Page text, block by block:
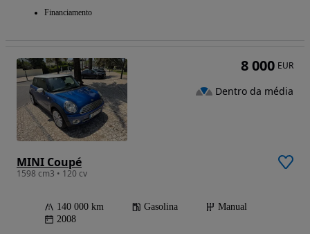
Financiamento
MINI Coupé
1598 cm3 • 120 cv
140 000 km Gasolina
Manual
2008
8 000 EUR
Dentro da média